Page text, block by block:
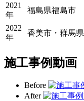
2021
年
福島県福島市
2022
年
香美市・群馬県
施工事例動画
Before
After